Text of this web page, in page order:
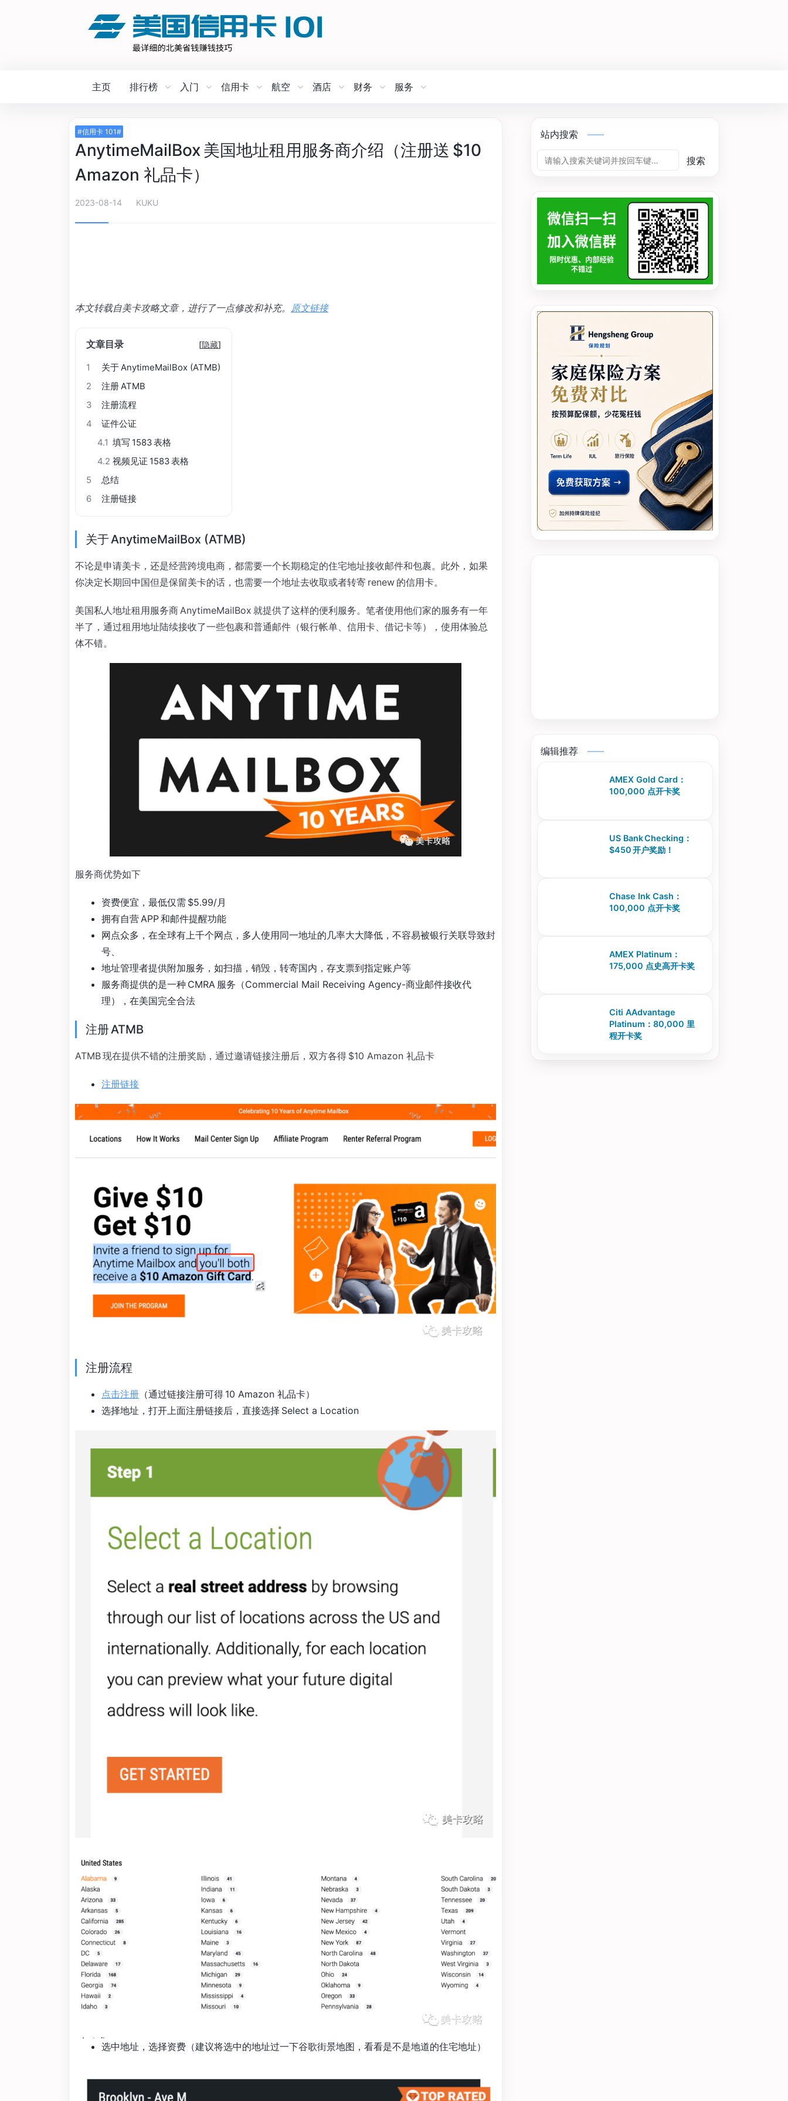
主页 排行榜 入门 信用卡 航空 酒店 财务 服务
#信用卡 101#
AnytimeMailBox 美国地址租用服务商介绍（注册送 $10
Amazon 礼品卡）
2023-08-14 KUKU
本文转载自美卡攻略文章，进行了一点修改和补充。 原文链接
文章目录 [隐藏]
1
关于 AnytimeMailBox (ATMB)
2
注册 ATMB
3
注册流程
4
证件公证
4.1 填写 1583 表格
4.2 视频见证 1583 表格
5
总结
6
注册链接
关于 AnytimeMailBox (ATMB)
不论是申请美卡，还是经营跨境电商，都需要一个长期稳定的住宅地址接收邮件和包裹。此外，如果
你决定长期回中国但是保留美卡的话，也需要一个地址去收取或者转寄 renew 的信用卡。
美国私人地址租用服务商 AnytimeMailBox 就提供了这样的便利服务。笔者使用他们家的服务有一年
半了，通过租用地址陆续接收了一些包裹和普通邮件（银行帐单、信用卡、借记卡等），使用体验总
体不错。‍‍
服务商优势如下
资费便宜，最低仅需 $5.99/月‍‍‍‍‍‍‍‍‍‍‍‍
拥有自营 APP 和邮件提醒功能
网点众多，在全球有上千个网点，多人使用同一地址的几率大大降低，不容易被银行关联导致封
号、
地址管理者提供附加服务，如扫描，销毁，转寄国内，存支票到指定账户等
服务商提供的是一种 CMRA 服务（Commercial Mail Receiving Agency-商业邮件接收代
理），在美国完全合法
注册 ATMB
ATMB 现在提供不错的注册奖励，通过邀请链接注册后，双方各得 $10 Amazon 礼品卡
注册链接
注册流程
点击注册 （通过链接注册可得 10 Amazon 礼品卡）
选择地址，打开上面注册链接后，直接选择 Select a Location
选中地址，选择资费（建议将选中的地址过一下谷歌街景地图，看看是不是地道的住宅地址）
站内搜索
搜索
编辑推荐
AMEX Gold Card：
100,000 点开卡奖
US Bank Checking：
$450 开户奖励！
Chase Ink Cash：
100,000 点开卡奖
AMEX Platinum：
175,000 点史高开卡奖
Citi AAdvantage
Platinum：80,000 里
程开卡奖